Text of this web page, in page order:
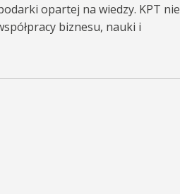
opartej na wiedzy. KPT nie
biznesu, nauki i